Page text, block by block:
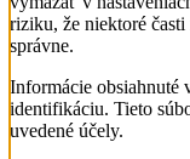
riziku, že niektoré
správne.
Informácie obsiahnuté
identifikáciu. Tieto
uvedené účely.